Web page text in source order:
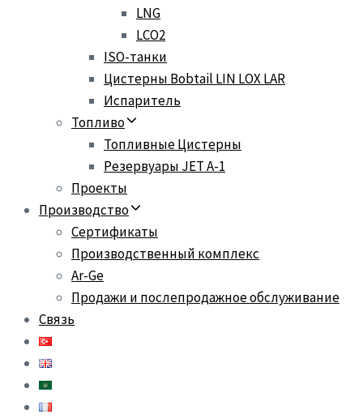
LNG
LCO2
ISO-танки
Цистерны Bobtail LIN LOX LAR
Испаритель
Топливо
Топливные Цистерны
Резервуары JET A-1
Проекты
Производство
Сертификаты
Производственный комплекс
Ar-Ge
Продажи и послепродажное обслуживание
Связь